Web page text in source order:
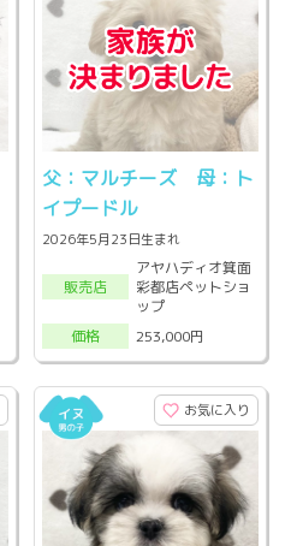
父：マルチーズ 母：ト
イプードル
2026年5月23日生まれ
販売店
アヤハディオ箕面
彩都店ペットショ
ップ
価格
253,000円
お気に入り